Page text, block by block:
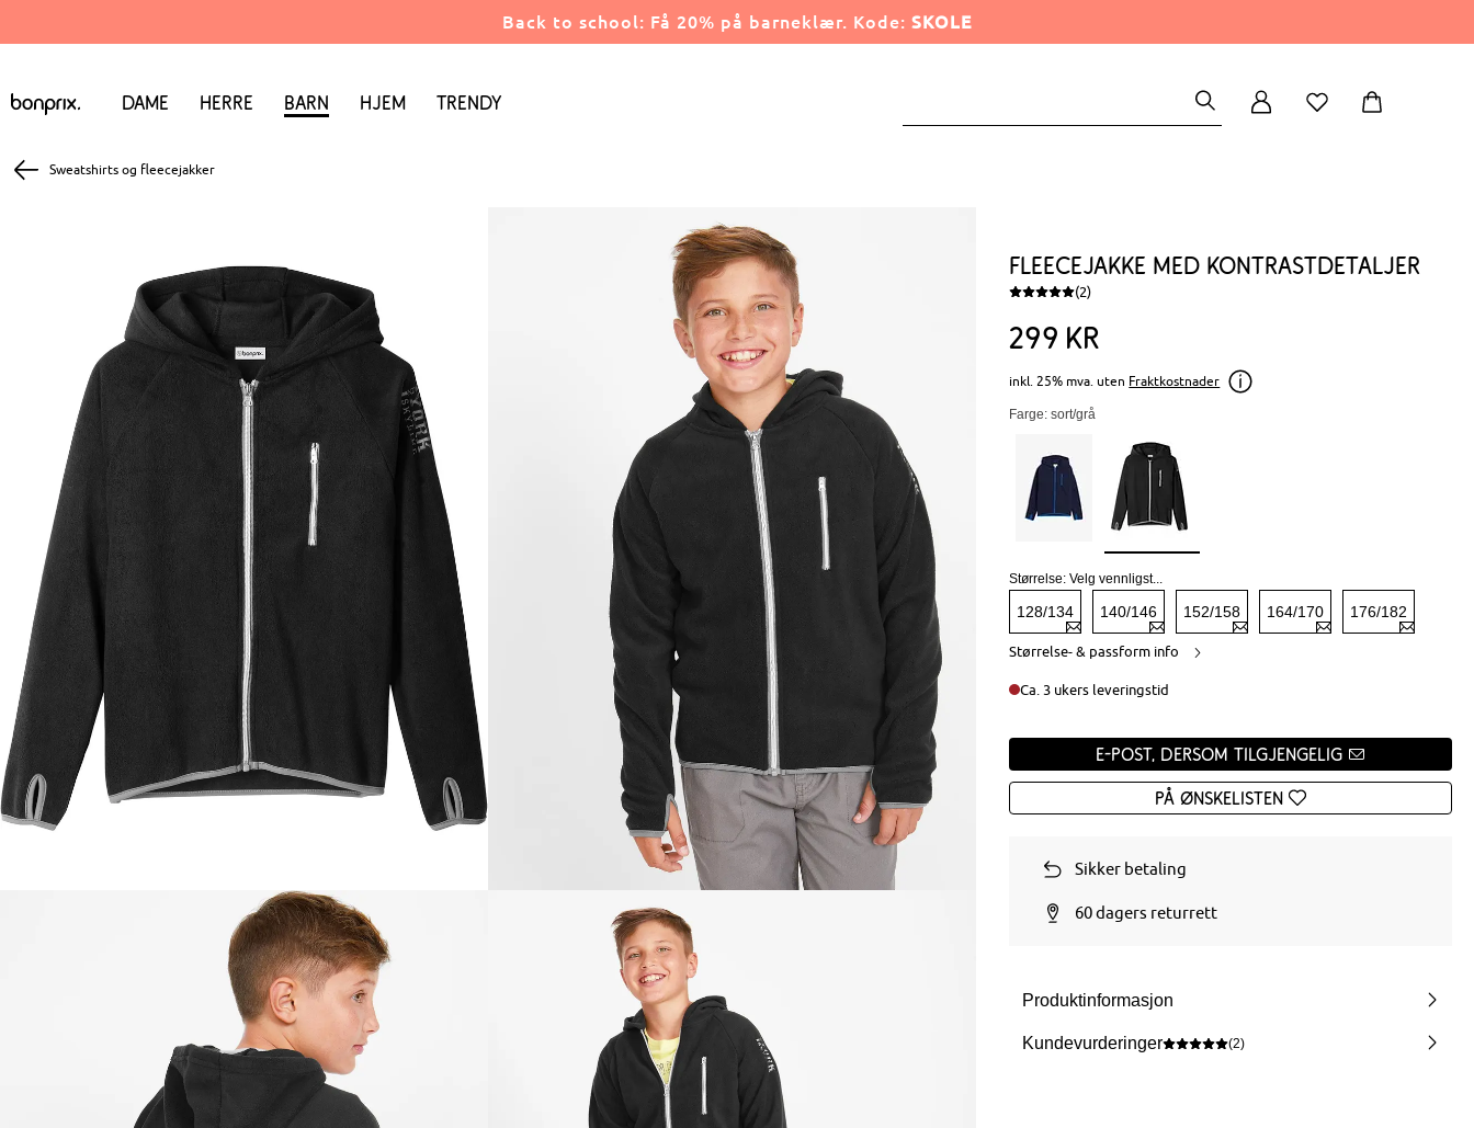
Back to school: Få 20% på barneklær. Kode: SKOLE
Dame Herre Barn Hjem Trendy
Sweatshirts og fleecejakker
Fleecejakke med kontrastdetaljer
(2)
299 kr
inkl. 25% mva. uten Fraktkostnader
Farge: sort/grå
Størrelse:Velg vennligst...
128/134 140/146 152/158 164/170 176/182
Størrelse- & passform info
Ca. 3 ukers leveringstid
e-post, dersom tilgjengelig
På ønskelisten
Sikker betaling
60 dagers returrett
Produktinformasjon
Kundevurderinger (2)